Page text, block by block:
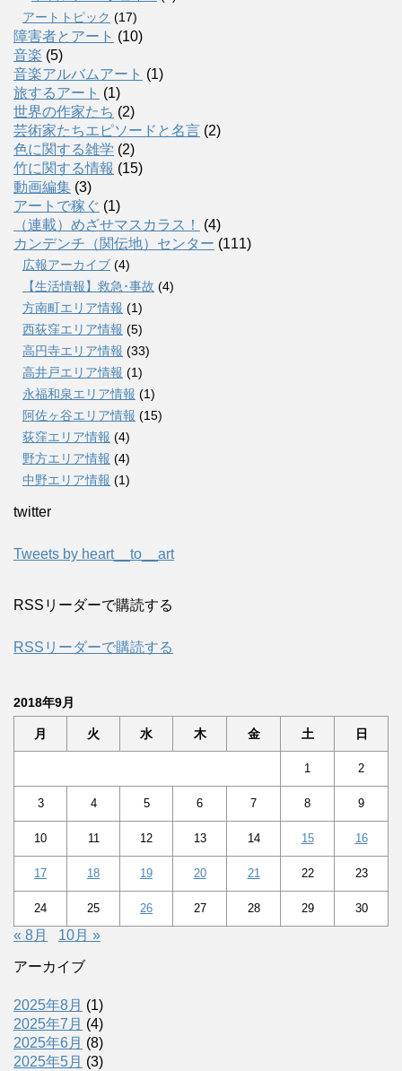
アートトピック (17)
障害者とアート (10)
音楽 (5)
音楽アルバムアート (1)
旅するアート (1)
世界の作家たち (2)
芸術家たちエピソードと名言 (2)
色に関する雑学 (2)
竹に関する情報 (15)
動画編集 (3)
アートで稼ぐ (1)
（連載）めざせマスカラス！
(4)
カンデンチ（関伝地）センター (111)
広報アーカイブ (4)
【生活情報】救急･事故 (4)
方南町エリア情報 (1)
西荻窪エリア情報 (5)
高円寺エリア情報 (33)
高井戸エリア情報 (1)
永福和泉エリア情報 (1)
阿佐ヶ谷エリア情報 (15)
荻窪エリア情報 (4)
野方エリア情報 (4)
中野エリア情報 (1)
twitter
Tweets by heart__to__art
RSSリーダーで購読する
RSSリーダーで購読する
2018年9月
月 火 水 木 金 土 日
1 2
3 4 5 6 7 8 9
10 11 12 13 14 15 16
17 18 19 20 21 22 23
24 25 26 27 28 29 30
« 8月 10月 »
アーカイブ
2025年8月 (1)
2025年7月 (4)
2025年6月 (8)
2025年5月 (3)